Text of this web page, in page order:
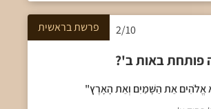
2/10 פרשתבראשית
פותחת באות ב'?
אֱלֹהִים אֵת הַשָּׁמַיִם וְאֵת הָאָרֶץ"